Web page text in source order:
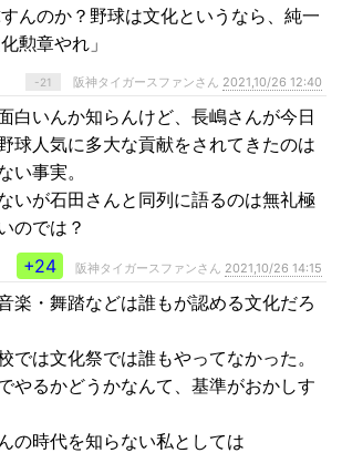
んのか？野球は文化というなら、純一
勲章やれ」
-21 阪神タイガースファンさん 2021,10/26 12:40
白いんか知らんけど、長嶋さんが今日
球人気に多大な貢献をされてきたのは
い事実。
いが石田さんと同列に語るのは無礼極
のでは？
+24
阪神タイガースファンさん 2021,10/26 14:15
楽・舞踏などは誰もが認める文化だろ
では文化祭では誰もやってなかった。
やるかどうかなんて、基準がおかしす
の時代を知らない私としては